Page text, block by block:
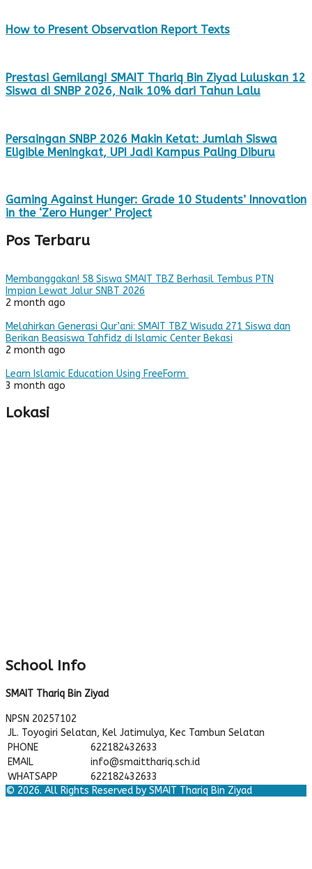
How to Present Observation Report Texts
Prestasi Gemilang! SMAIT Thariq Bin Ziyad Luluskan 12
Siswa di SNBP 2026, Naik 10% dari Tahun Lalu
Persaingan SNBP 2026 Makin Ketat: Jumlah Siswa
Eligible Meningkat, UPI Jadi Kampus Paling Diburu
Gaming Against Hunger: Grade 10 Students’ Innovation
in the ‘Zero Hunger’ Project
Pos Terbaru
Membanggakan! 58 Siswa SMAIT TBZ Berhasil Tembus PTN
Impian Lewat Jalur SNBT 2026
2 month ago
Melahirkan Generasi Qur’ani: SMAIT TBZ Wisuda 271 Siswa dan
Berikan Beasiswa Tahfidz di Islamic Center Bekasi
2 month ago
Learn Islamic Education Using FreeForm
3 month ago
Lokasi
School Info
SMAIT Thariq Bin Ziyad
NPSN 20257102
JL. Toyogiri Selatan, Kel Jatimulya, Kec Tambun Selatan
PHONE
622182432633
EMAIL
info@smaitthariq.sch.id
WHATSAPP
622182432633
© 2026. All Rights Reserved by SMAIT Thariq Bin Ziyad